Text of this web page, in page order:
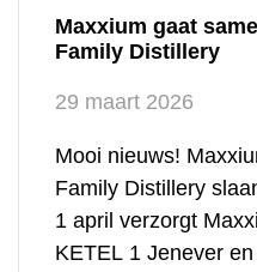
Maxxium gaat
Family Distillery
29 maart 2026
Mooi nieuws!
Family Distillery
1 april verzorgt
KETEL 1 Jenever